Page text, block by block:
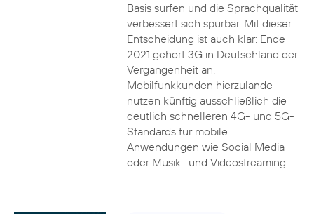
Basis surfen und die Sprachqualität
verbessert sich spürbar. Mit dieser
Entscheidung ist auch klar: Ende
2021 gehört 3G in Deutschland der
Vergangenheit an.
Mobilfunkkunden hierzulande
nutzen künftig ausschließlich die
deutlich schnelleren 4G- und 5G-
Standards für mobile
Anwendungen wie Social Media
oder Musik- und Videostreaming.